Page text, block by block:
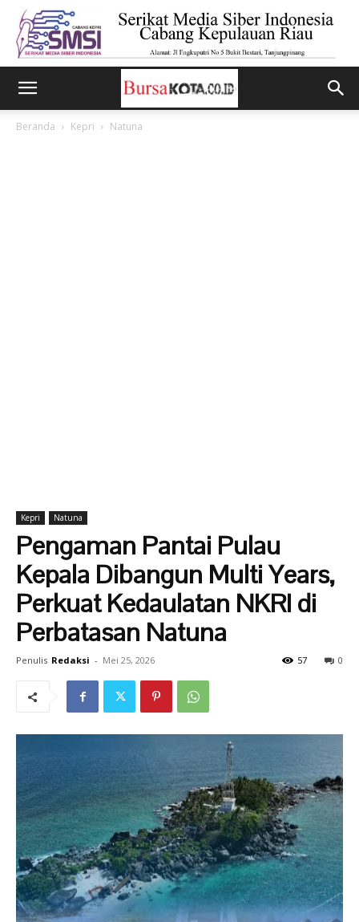
Beranda Kepri Natuna
Kepri Natuna
Pengaman Pantai Pulau
Kepala Dibangun Multi Years,
Perkuat Kedaulatan NKRI di
Perbatasan Natuna
Penulis Redaksi - Mei 25, 2026 0
57